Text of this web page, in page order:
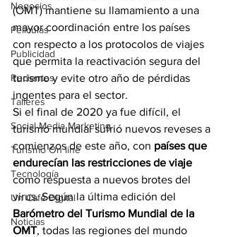
Negocios
Películas
Publicidad
Recientes
Talleres
Social Media Marketing
Turismo On line
Tecnología
Un Café Digital
Noticias
(OMT) mantiene su llamamiento a una
mayor coordinación entre los países
con respecto a los protocolos de viajes
que permita la reactivación segura del
turismo y evite otro año de pérdidas
ingentes para el sector.
Si el final de 2020 ya fue difícil, el
turismo mundial sufrió nuevos reveses a
comienzos de este año, con países que
endurecían las restricciones de viaje
como respuesta a nuevos brotes del
virus. Según la última edición del
Barómetro del Turismo Mundial de la
OMT, todas las regiones del mundo